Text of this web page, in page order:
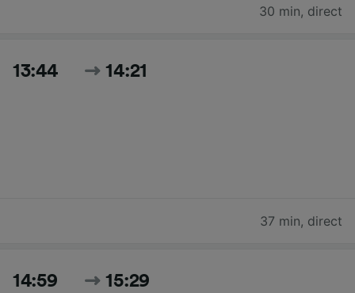
30 min, direct
13:44 14:21
37 min, direct
14:59 15:29